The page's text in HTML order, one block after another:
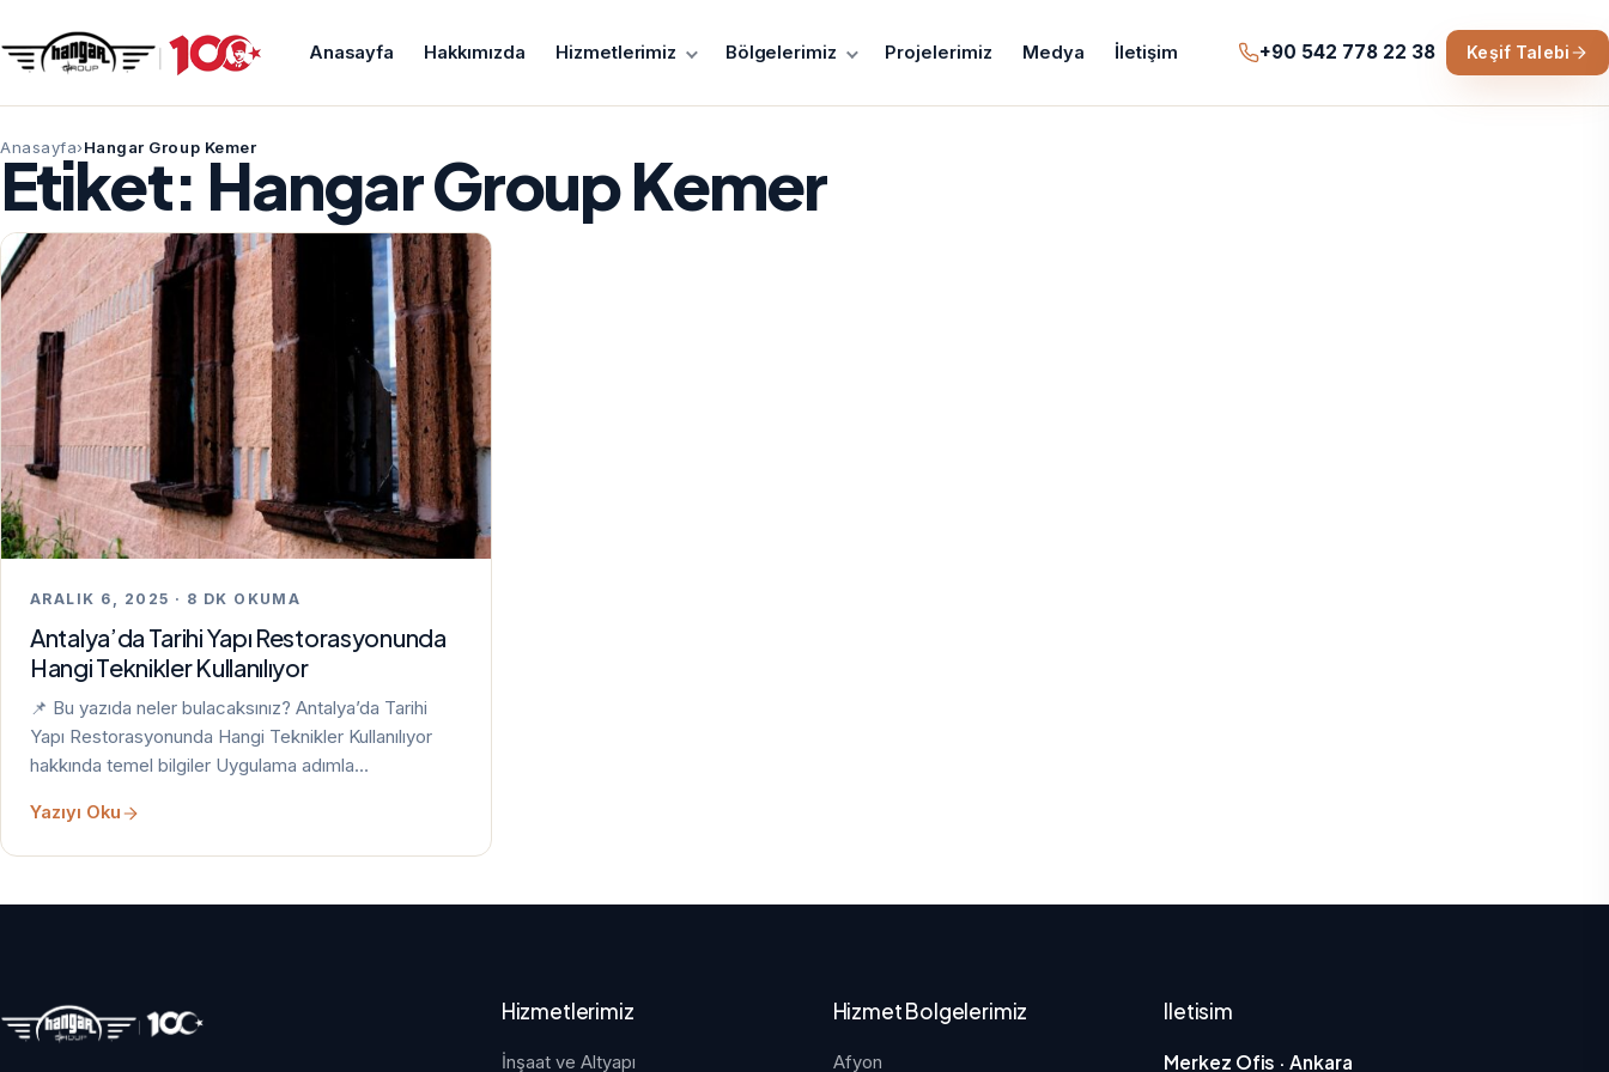
Anasayfa Hakkımızda Hizmetlerimiz Bölgelerimiz Projelerimiz Medya İletişim +90 542 778 22 38 Keşif Talebi
Anasayfa Hangar Group Kemer
Etiket: Hangar Group Kemer
ARALIK 6, 2025 · 8 DK OKUMA
Antalya’da Tarihi Yapı Restorasyonunda
Hangi Teknikler Kullanılıyor
📌 Bu yazıda neler bulacaksınız? Antalya’da Tarihi
Yapı Restorasyonunda Hangi Teknikler Kullanılıyor
hakkında temel bilgiler Uygulama adımla…
Yazıyı Oku
Hizmetlerimiz
İnşaat ve Altyapı
Hizmet Bolgelerimiz
Afyon
Iletisim
Merkez Ofis · Ankara